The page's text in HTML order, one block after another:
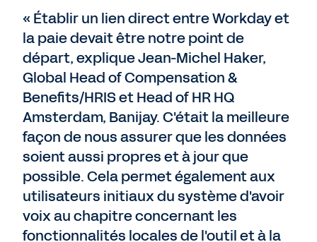
« Établir un lien direct entre Workday et
la paie devait être notre point de
départ, explique Jean-Michel Haker,
Global Head of Compensation &
Benefits/HRIS et Head of HR HQ
Amsterdam, Banijay. C'était la meilleure
façon de nous assurer que les données
soient aussi propres et à jour que
possible. Cela permet également aux
utilisateurs initiaux du système d'avoir
voix au chapitre concernant les
fonctionnalités locales de l'outil et à la